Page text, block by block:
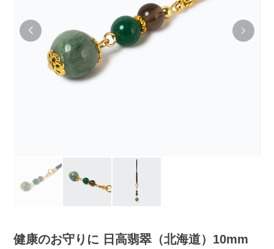
健康のお守りに 日高翡翠（北海道）10mm